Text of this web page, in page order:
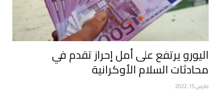
اليورو يرتفع على أمل إحراز تقدم في
محادثات السلام الأوكرانية
مارس 15, 2022